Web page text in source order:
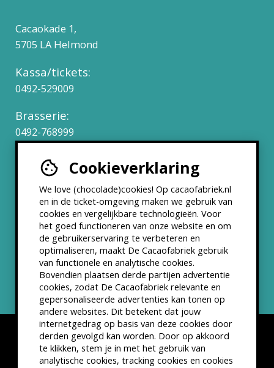
Cookieverklaring
We love (chocolade)cookies! Op cacaofabriek.nl
en in de ticket-omgeving maken we gebruik van
cookies en vergelijkbare technologieën. Voor
het goed functioneren van onze website en om
de gebruikerservaring te verbeteren en
optimaliseren, maakt De Cacaofabriek gebruik
van functionele en analytische cookies.
Bovendien plaatsen derde partijen advertentie
cookies, zodat De Cacaofabriek relevante en
gepersonaliseerde advertenties kan tonen op
andere websites. Dit betekent dat jouw
internetgedrag op basis van deze cookies door
derden gevolgd kan worden. Door op akkoord
te klikken, stem je in met het gebruik van
analytische cookies, tracking cookies en cookies
Cacaokade 1,
5705 LA Helmond
Kassa/tickets:
0492-529009
Brasserie:
0492-768999
Werken bij
Partners & Samenwerkingen
ANBI status
Nieuwsbrief